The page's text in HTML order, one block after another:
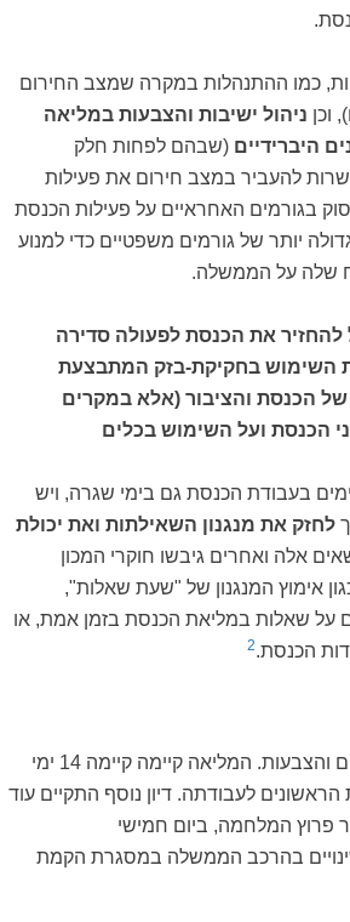
כמו ההתנהלות במקרה שמצב החירום
וכן ניהול ישיבות והצבעות במליאה
היברידיים (שבהם לפחות חלק
להעביר במצב חירום את פעילות
בגורמים האחראיים על פעילות הכנסת
יותר של גורמים משפטיים כדי למנוע
שלה על הממשלה.
להחזיר את הכנסת לפעולה סדירה
השימוש בחקיקת-בזק המתבצעת
הכנסת והציבור (אלא במקרים
הכנסת ועל השימוש בכלים
בעבודת הכנסת גם בימי שגרה, ויש
לחזק את מנגנון השאילתות ואת יכולת
אלה ואחרים גיבשו חוקרי המכון
אימוץ המנגנון של "שעת שאלות",
שאלות במליאת הכנסת בזמן אמת, או
הכנסת.2
מליאת הכנסת היא המקום שבו מתקיימים דיונים והצבעות. המליאה קיימה קיימה 14 ימי
לעבודתה. דיון נוסף התקיים עוד
המלחמה, ביום חמישי
השינויים בהרכב הממשלה במסגרת הקמת